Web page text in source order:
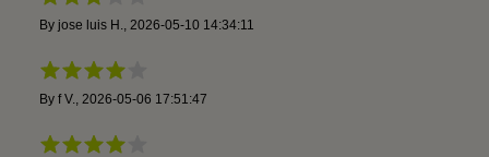
By jose luis H. 2026-05-10 14:34:11
By f V. 2026-05-06 17:51:47